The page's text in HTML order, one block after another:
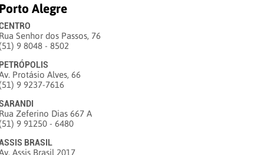
Alegre
Senhor dos Passos, 76
9 8048 - 8502
Protásio Alves, 66
9 9237-7616
Zeferino Dias 667 A
9 91250 - 6480
BRASIL
Assis Brasil 2017